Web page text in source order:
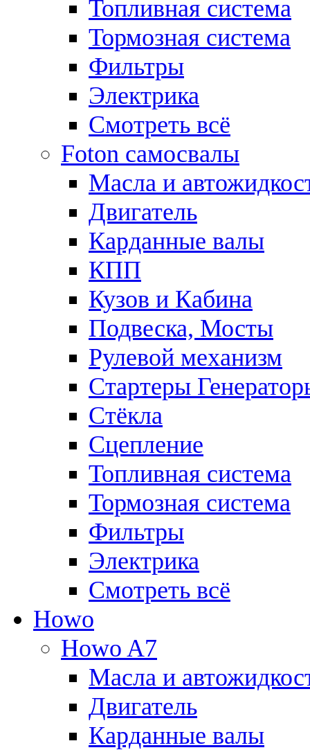
Топливная система
Тормозная система
Фильтры
Электрика
Смотреть всё
Foton самосвалы
Масла и
Двигатель
Карданные валы
КПП
Кузов и Кабина
Подвеска, Мосты
Рулевой механизм
Стартеры
Стёкла
Сцепление
Топливная система
Тормозная система
Фильтры
Электрика
Смотреть всё
Howo
Howo A7
Масла и
Двигатель
Карданные валы